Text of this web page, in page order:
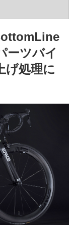
ーツバイ
げ処理に